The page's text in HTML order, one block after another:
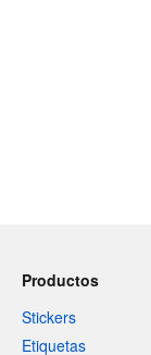
Productos
Stickers
Etiquetas